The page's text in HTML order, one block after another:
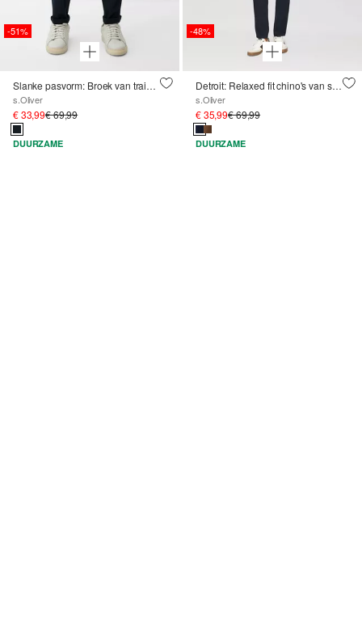
-51%
Slanke pasvorm: Broek van trainingsstof gemaakt van stretch jersey
s.Oliver
€ 33,99€ 69,99
DUURZAME
-48%
Detroit: Relaxed fit chino's van stretch katoen
s.Oliver
€ 35,99€ 69,99
DUURZAME